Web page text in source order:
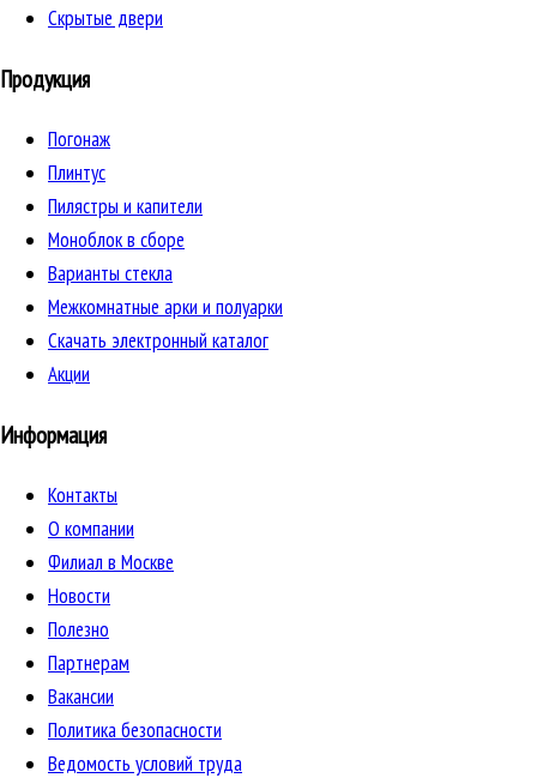
Скрытые двери
Продукция
Погонаж
Плинтус
Пилястры и капители
Моноблок в сборе
Варианты стекла
Межкомнатные арки и полуарки
Скачать электронный каталог
Акции
Информация
Контакты
О компании
Филиал в Москве
Новости
Полезно
Партнерам
Вакансии
Политика безопасности
Ведомость условий труда